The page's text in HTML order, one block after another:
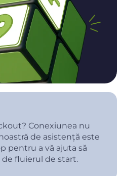
Conexiunea nu
de asistență este
pentru a vă ajuta să
fluierul de start.